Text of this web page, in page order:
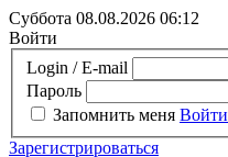
Суббота 08.08.2026 06:12
Войти
Login / E-mail
Пароль
Запомнить меня Войти
Зарегистрироваться